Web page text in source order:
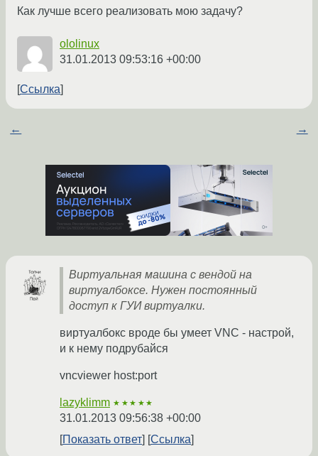
Как лучше всего реализовать мою задачу?
ololinux
31.01.2013 09:53:16 +00:00
Ссылка
← →
Виртуальная машина с вендой на
виртуалбоксе. Нужен постоянный
доступ к ГУИ виртуалки.
виртуалбокс вроде бы умеет VNC - настрой,
и к нему подрубайся
vncviewer host:port
lazyklimm ★★★★★
31.01.2013 09:56:38 +00:00
Показать ответ
Ссылка